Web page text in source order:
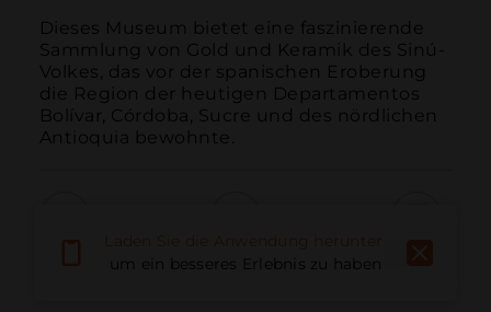
Dieses Museum bietet eine faszinierende
Sammlung von Gold und Keramik des Sinú-
Volkes, das vor der spanischen Eroberung
die Region der heutigen Departamentos
Bolívar, Córdoba, Sucre und des nördlichen
Antioquia bewohnte.
E-Mail
um ein besseres Erlebnis zu haben